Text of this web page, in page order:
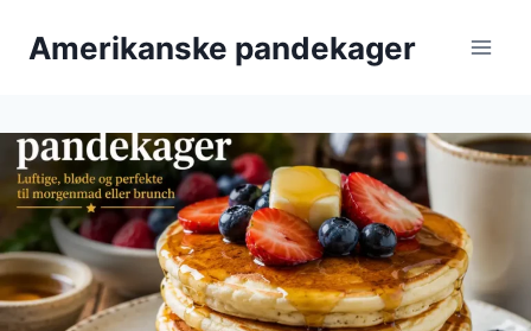
Amerikanske pandekager